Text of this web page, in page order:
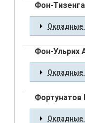
Фон-
Окладные
Фон-Ульрих
Окладные
Фортунатов
Окладные